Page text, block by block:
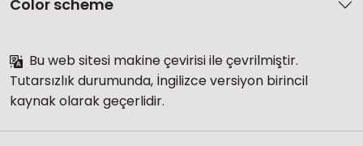
Color scheme
Bu web sitesi makine çevirisi ile çevrilmiştir.
Tutarsızlık durumunda, İngilizce versiyon birincil
kaynak olarak geçerlidir.